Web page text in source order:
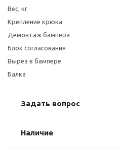
Вес, кг
Крепление крюка
Демонтаж бампера
Блок согласования
Вырез в бампере
Балка
Задать вопрос
Наличие